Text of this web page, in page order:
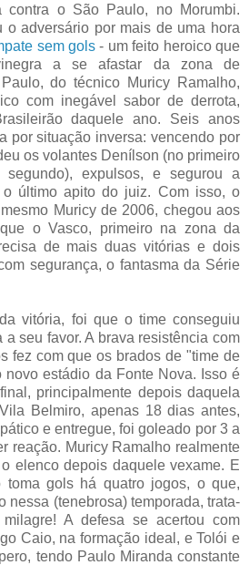
contra o São Paulo, no Morumbi.
o adversário por mais de uma hora
sem gols- um feito heroico que
a se afastar da zona de
do técnico Muricy Ramalho,
com inegável sabor de derrota,
daquele ano. Seis anos
por situação inversa: vencendo por
os volantes Denílson (no primeiro
expulsos, e segurou a
último apito do juiz. Com isso, o
Muricy de 2006, chegou aos
o Vasco, primeiro na zona da
de mais duas vitórias e dois
segurança, o fantasma da Série
vitória, foi que o time conseguiu
a seu favor. A brava resistência com
fez com que os brados de "time de
novo estádio da Fonte Nova. Isso é
principalmente depois daquela
Belmiro, apenas 18 dias antes,
e entregue, foi goleado por 3 a
reação. Muricy Ramalho realmente
elenco depois daquele vexame. E
toma gols há quatro jogos, o que,
nessa (tenebrosa) temporada, trata-
A defesa se acertou com
Caio, na formação ideal, e Tolói e
tendo Paulo Miranda constante